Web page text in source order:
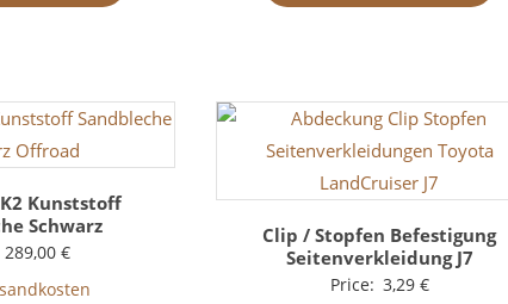
Kunststoff
Schwarz
289,00 €
Clip / Stopfen Befestigung
Seitenverkleidung J7
Price: 3,29 €